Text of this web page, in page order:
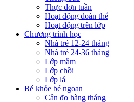
Thực đơn tuần
Hoạt động đoàn thể
Hoạt động trên lớp
Chương trình học
Nhà trẻ 12-24 tháng
Nhà trẻ 24-36 tháng
Lớp mầm
Lớp chồi
Lớp lá
Bé khỏe bé ngoan
Cân đo hàng tháng